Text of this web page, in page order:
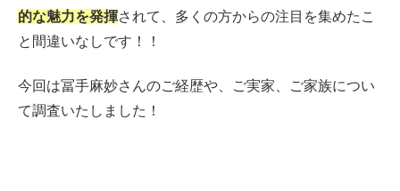
的な魅力を発揮されて、多くの方からの注目を集めたこ
と間違いなしです！！
今回は冨手麻妙さんのご経歴や、ご実家、ご家族につい
て調査いたしました！